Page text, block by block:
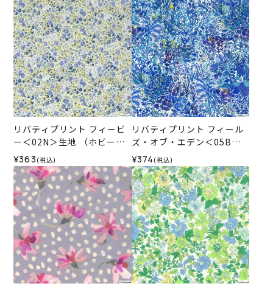
リバティプリント フィービ
ー＜02N＞生地 （ホビーラ
ホビーレオリジナル）2024
SS
¥363 (税込)
リバティプリント フィール
ズ・オブ・エデン＜05B＞
生地 （ホビーラホビーレオ
リジナル）2025SS
¥374 (税込)